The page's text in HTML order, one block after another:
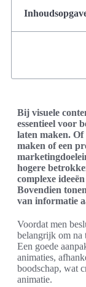
Bij visuele
essentieel voor
laten maken.
maken of een
hogere
complexe
Bovendien
van informatie
Voordat men
belangrijk om na
Een goede
animaties,
boodschap, wat
animatie.